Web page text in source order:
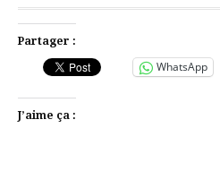
Partager :
WhatsApp
J’aime ça :